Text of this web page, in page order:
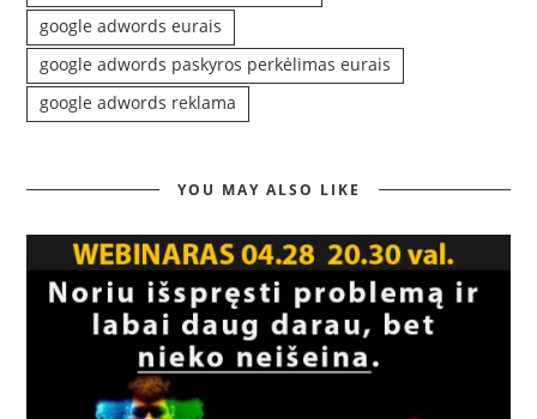
google adwords eurais
google adwords paskyros perkėlimas eurais
google adwords reklama
YOU MAY ALSO LIKE